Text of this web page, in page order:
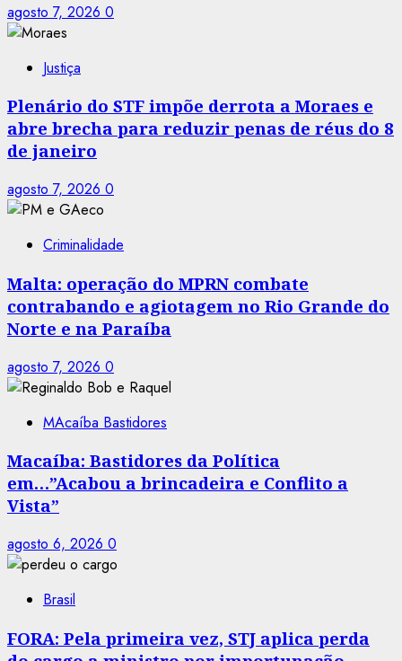
agosto 7, 2026 0
Justiça
Plenário do STF impõe derrota a Moraes e
abre brecha para reduzir penas de réus do 8
de janeiro
agosto 7, 2026 0
Criminalidade
Malta: operação do MPRN combate
contrabando e agiotagem no Rio Grande do
Norte e na Paraíba
agosto 7, 2026 0
MAcaíba Bastidores
Macaíba: Bastidores da Política
em…”Acabou a brincadeira e Conflito a
Vista”
agosto 6, 2026 0
Brasil
FORA: Pela primeira vez, STJ aplica perda